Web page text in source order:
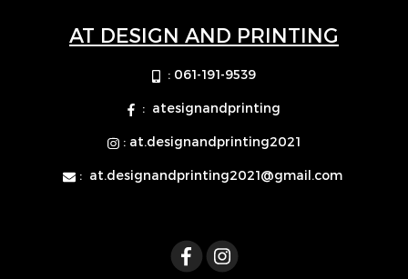
AT DESIGN AND PRINTING
: 061-191-9539
: atesignandprinting
: at.designandprinting2021
: at.designandprinting2021@gmail.com